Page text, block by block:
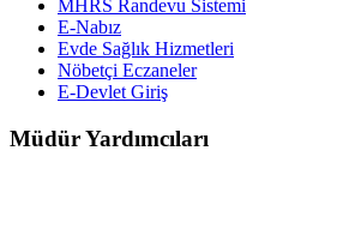
MHRS Randevu Sistemi
E-Nabız
Evde Sağlık Hizmetleri
Nöbetçi Eczaneler
E-Devlet Giriş
Müdür Yardımcıları